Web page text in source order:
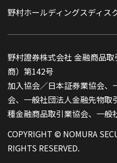
野村ホールディングスディス
野村證券株式会社 金融商品
商）第142号
加入協会／日本証券業協会、
会、一般社団法人金融先物
種金融商品取引業協会、一般
COPYRIGHT © NOMURA
RIGHTS RESERVED.